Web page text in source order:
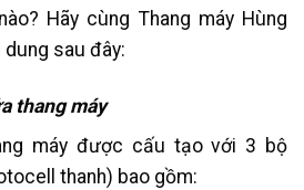
Hãy cùng Thang máy Hùng
dung sau đây:
thang máy
máy được cấu tạo với 3 bộ
thanh) bao gồm: